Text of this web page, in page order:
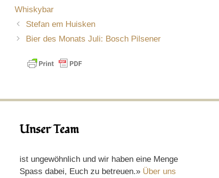
Whiskybar
Stefan em Huisken
Bier des Monats Juli: Bosch Pilsener
Unser Team
ist ungewöhnlich und wir haben eine Menge
Spass dabei, Euch zu betreuen.» Über uns